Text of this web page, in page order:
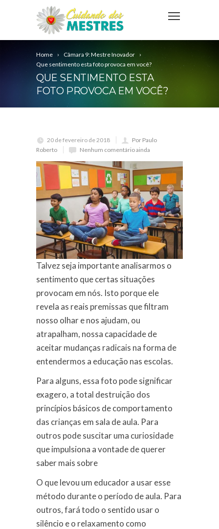
Home
Câmara 9: Mestre Inovador
Que sentimento esta foto provoca em você?
QUE SENTIMENTO ESTA
FOTO PROVOCA EM VOCÊ?
20 de fevereiro de 2018
Por Paulo
Roberto
Nenhum comentário ainda
Talvez seja importante analisarmos o
sentimento que certas situações
provocam em nós. Isto porque ele
revela as reais premissas que filtram
nosso olhar e nos ajudam, ou
atrapalham, nossa capacidade de
aceitar mudanças radicais na forma de
entendermos a educação nas escolas.
Para alguns, essa foto pode significar
exagero, a total destruição dos
princípios básicos de comportamento
das crianças em sala de aula. Para
outros pode suscitar uma curiosidade
que impulsiona a vontade de querer
saber mais sobre
O que levou um educador a usar esse
método durante o período de aula. Para
outros, fará todo o sentido usar o
silêncio e o relaxamento como